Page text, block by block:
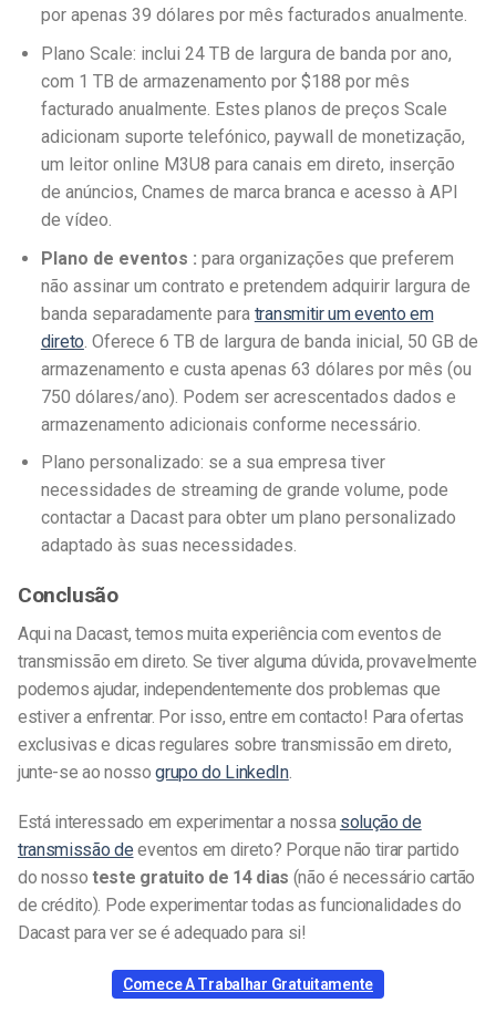
por apenas 39 dólares por mês facturados anualmente.
Plano Scale: inclui 24 TB de largura de banda por ano,
com 1 TB de armazenamento por $188 por mês
facturado anualmente. Estes planos de preços Scale
adicionam suporte telefónico, paywall de monetização,
um leitor online M3U8 para canais em direto, inserção
de anúncios, Cnames de marca branca e acesso à API
de vídeo.
Plano de eventos : para organizações que preferem
não assinar um contrato e pretendem adquirir largura de
banda separadamente para transmitir um evento em
direto . Oferece 6 TB de largura de banda inicial, 50 GB de
armazenamento e custa apenas 63 dólares por mês (ou
750 dólares/ano). Podem ser acrescentados dados e
armazenamento adicionais conforme necessário.
Plano personalizado: se a sua empresa tiver
necessidades de streaming de grande volume, pode
contactar a Dacast para obter um plano personalizado
adaptado às suas necessidades.
Conclusão
Aqui na Dacast, temos muita experiência com eventos de
transmissão em direto. Se tiver alguma dúvida, provavelmente
podemos ajudar, independentemente dos problemas que
estiver a enfrentar. Por isso, entre em contacto! Para ofertas
exclusivas e dicas regulares sobre transmissão em direto,
junte-se ao nossogrupo do LinkedIn.
Está interessado em experimentar a nossa solução de
transmissão de eventos em direto? Porque não tirar partido
do nossoteste gratuito de 14 dias (não é necessário cartão
de crédito). Pode experimentar todas as funcionalidades do
Dacast para ver se é adequado para si!
Comece A Trabalhar Gratuitamente